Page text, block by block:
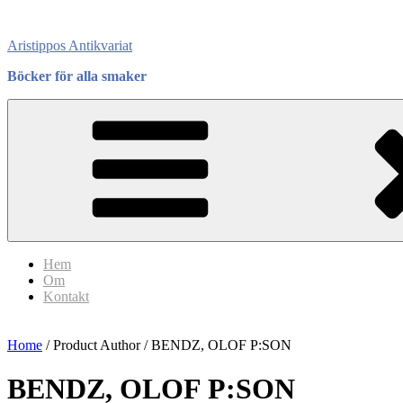
content
Aristippos Antikvariat
Böcker för alla smaker
Hem
Om
Kontakt
Home / Product Author / BENDZ, OLOF P:SON
BENDZ, OLOF P:SON